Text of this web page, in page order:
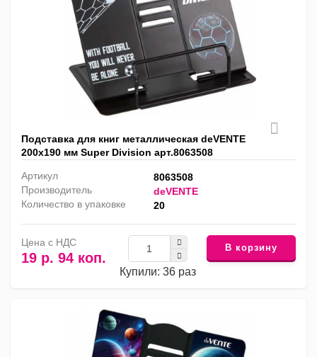
Подставка для книг металлическая deVENTE
200х190 мм Super Division арт.8063508
Артикул
8063508
Производитель
deVENTE
Количество в упаковке
20
Цена с НДС
19 р. 94 коп.
Купили: 36 раз
В корзину